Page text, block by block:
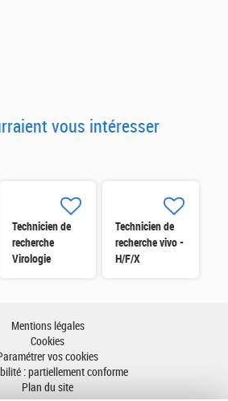
vous intéresser
Technicien de
recherche
Virologie
Technicien de
recherche vivo -
H/F/X
Mentions légales
Cookies
vos cookies
: partiellement conforme
Plan du site